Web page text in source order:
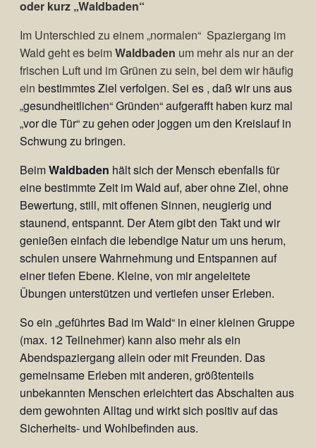
oder kurz „Waldbaden“
Im Unterschied zu einem „normalen“ Spaziergang im
Wald geht es beimWaldbaden um mehr als nur an der
frischen Luft und im Grünen zu sein, bei dem wir häufig
ein bestimmtes Ziel verfolgen. Sei es , daß wir uns aus
„gesundheitlichen“ Gründen“ aufgerafft haben kurz mal
„vor die Tür“ zu gehen oder joggen um den Kreislauf in
Schwung zu bringen.
BeimWaldbaden hält sich der Mensch ebenfalls für
eine bestimmte Zeit im Wald auf, aber ohne Ziel, ohne
Bewertung, still, mit offenen Sinnen, neugierig und
staunend, entspannt. Der Atem gibt den Takt und wir
genießen einfach die lebendige Natur um uns herum,
schulen unsere Wahrnehmung und Entspannen auf
einer tiefen Ebene. Kleine, von mir angeleitete
Übungen unterstützen und vertiefen unser Erleben.
So ein „geführtes Bad im Wald“ in einer kleinen Gruppe
(max. 12 Teilnehmer) kann also mehr als ein
Abendspaziergang allein oder mit Freunden. Das
gemeinsame Erleben mit anderen, größtenteils
unbekannten Menschen erleichtert das Abschalten aus
dem gewohnten Alltag und wirkt sich positiv auf das
Sicherheits- und Wohlbefinden aus.